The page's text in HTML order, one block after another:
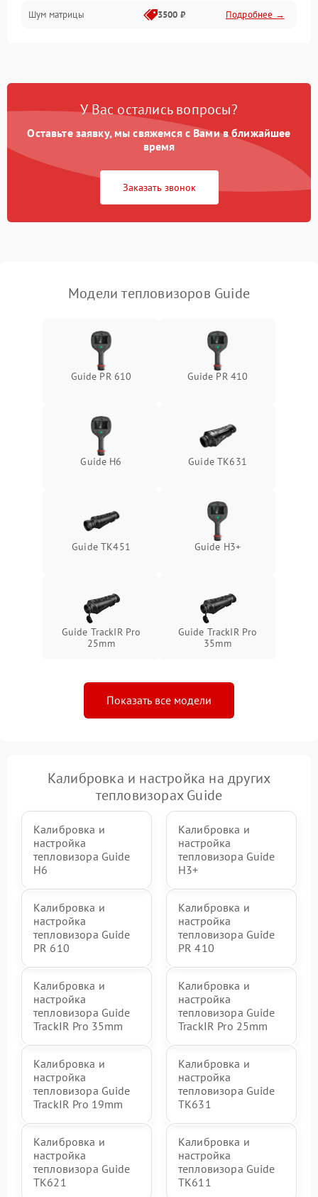
Проблемы питания
Проблемы с объективом
Шум матрицы 3500 ₽ Подробнее →
У Вас остались вопросы?
Оставьте заявку, мы свяжемся с Вами в ближайшее
время
Заказать звонок
Модели тепловизоров Guide
Guide PR 610 Guide PR 410
Guide H6 Guide TK631
Guide TK451 Guide H3+
Guide TrackIR Pro
25mm
Guide TrackIR Pro
35mm
Показать все модели
Калибровка и настройка на других
тепловизорах Guide
Калибровка и
настройка
тепловизора Guide
H6
Калибровка и
настройка
тепловизора Guide
H3+
Калибровка и
настройка
тепловизора Guide
PR 610
Калибровка и
настройка
тепловизора Guide
PR 410
Калибровка и
настройка
тепловизора Guide
TrackIR Pro 35mm
Калибровка и
настройка
тепловизора Guide
TrackIR Pro 25mm
Калибровка и
настройка
тепловизора Guide
TrackIR Pro 19mm
Калибровка и
настройка
тепловизора Guide
TK631
Калибровка и
настройка
тепловизора Guide
TK621
Калибровка и
настройка
тепловизора Guide
TK611